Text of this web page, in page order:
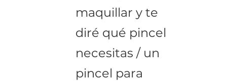
maquillar y te
diré qué pincel
necesitas / un
pincel para